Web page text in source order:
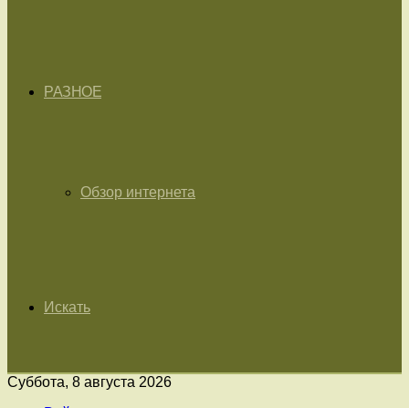
РАЗНОЕ
Обзор интернета
Искать
Суббота, 8 августа 2026